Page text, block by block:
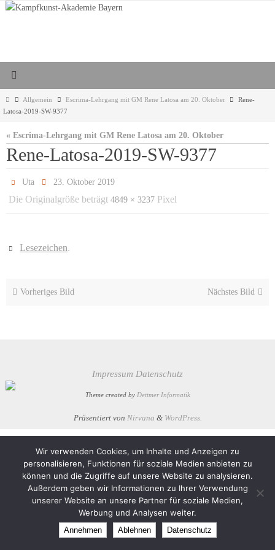
Zum
StartAllgemein Escrima-Lehrgang mit GM Rene Latosa am 20. Oktober
Rene-
Latosa-2019-SW-9377
« Escrima-Lehrgang mit GM Rene Latosa am 20. Oktober
Rene-Latosa-2019-SW-9377
Uta 23. Oktober 2019
Die Originalgröße beträgt 4849 × 3237 Pixel
Lesezeichen.
Vorheriges Bild Nächstes Bild
Impressum Datenschutz
Theme created by Dettmer Informatik
Präsentiert von Nirvana & WordPress.
Wir verwenden Cookies, um Inhalte und Anzeigen zu
personalisieren, Funktionen für soziale Medien anbieten zu
können und die Zugriffe auf unsere Website zu analysieren.
Außerdem geben wir Informationen zu Ihrer Verwendung
unserer Website an unsere Partner für soziale Medien,
Werbung und Analysen weiter.
Annehmen Ablehnen Datenschutz